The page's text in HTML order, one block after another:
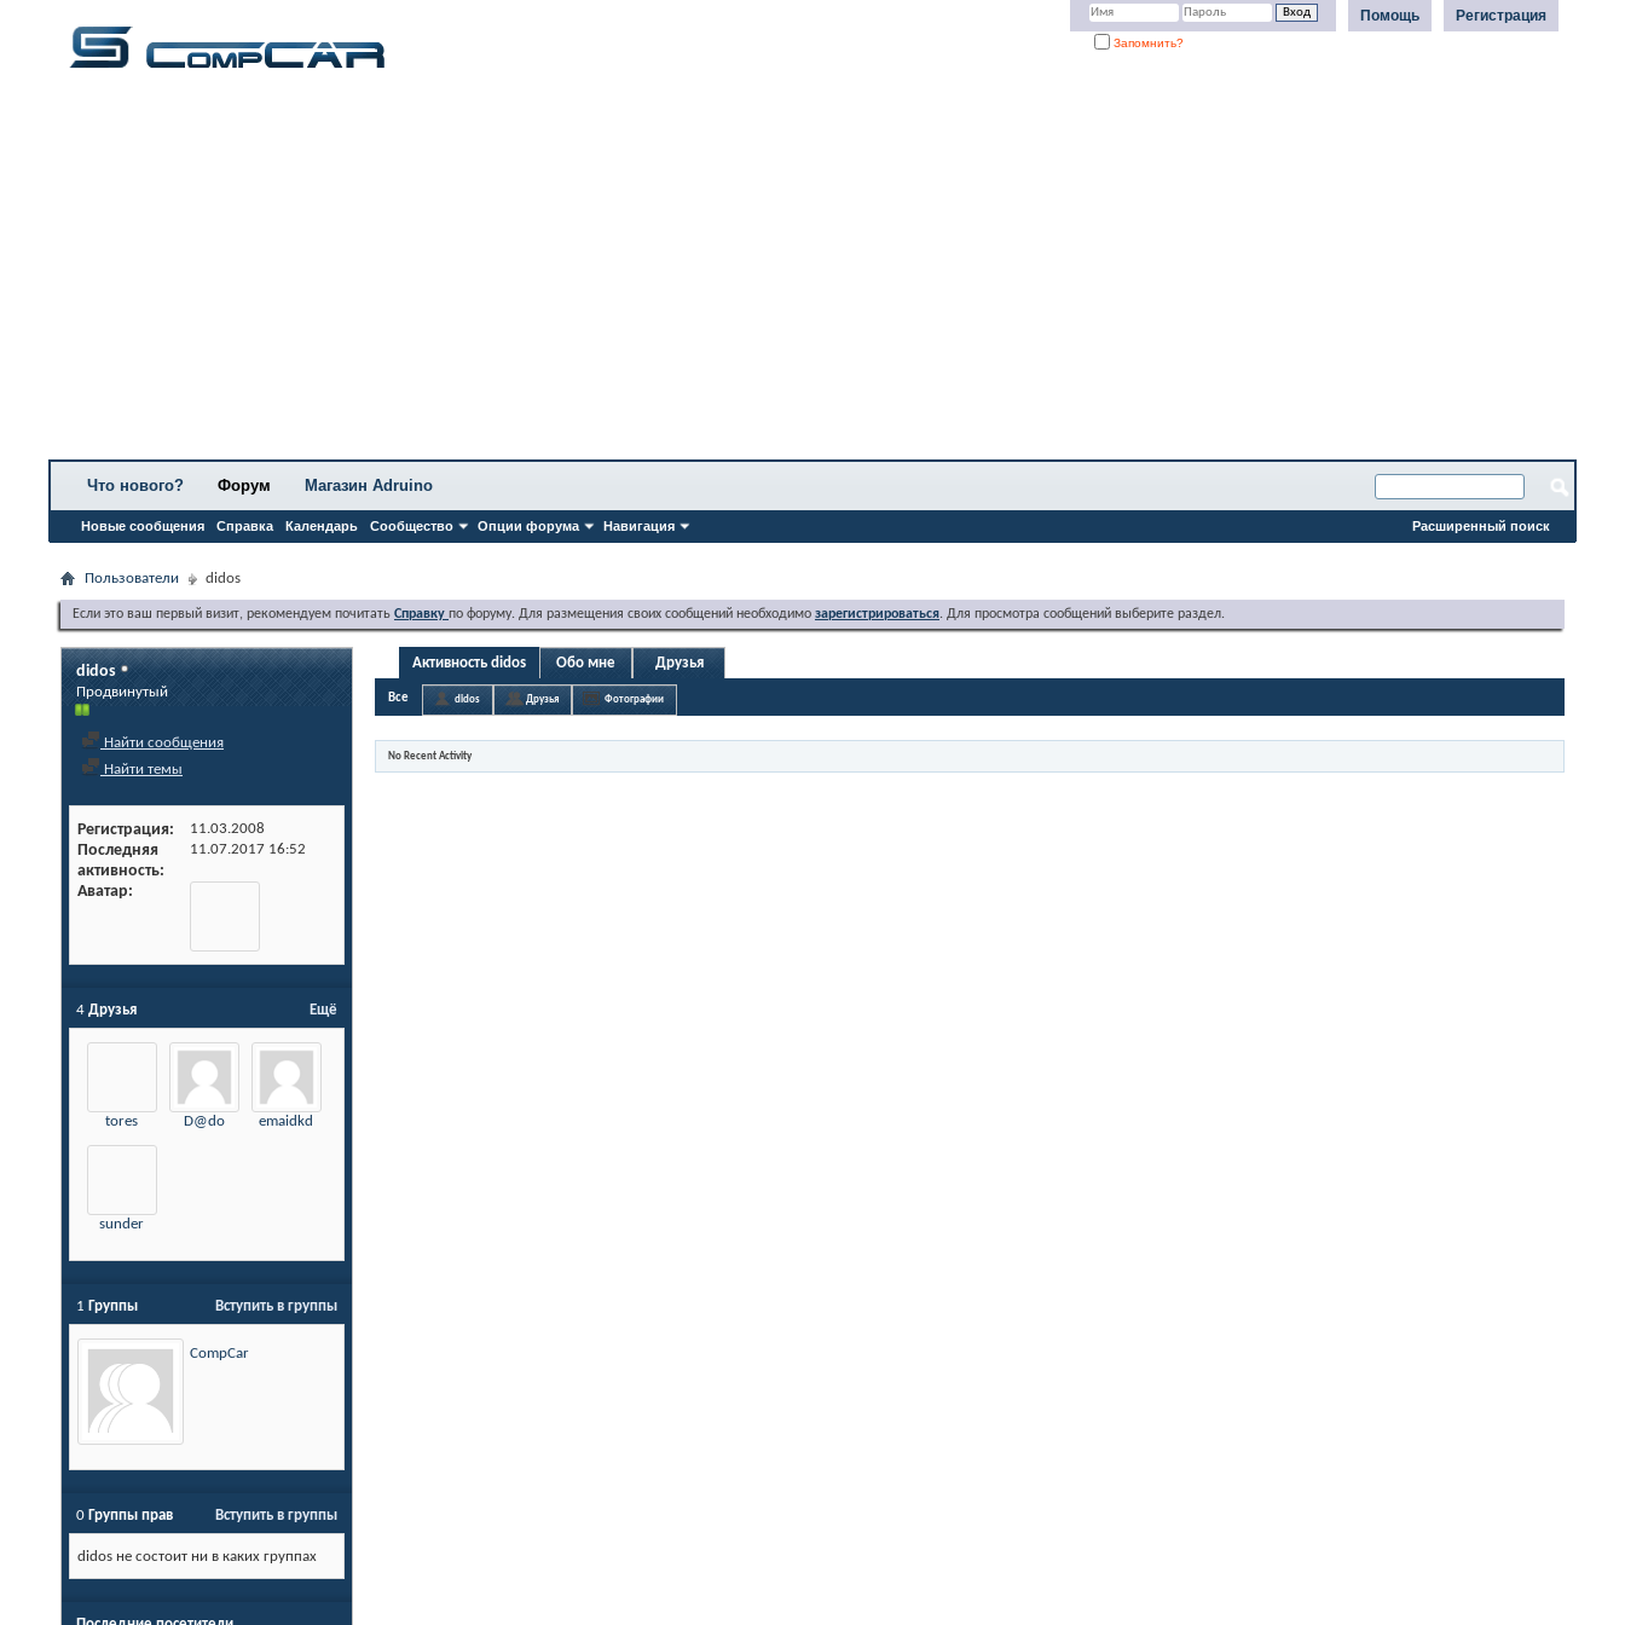
Регистрация
Помощь
Запомнить?
Что нового? Форум
Новые сообщения Справка Календарь Сообщество Опции форума Навигация
Магазин Adruino
Расширенный поиск
Пользователи didos
Если это ваш первый визит, рекомендуем почитать Справку по форуму. Для размещения своих сообщений необходимо зарегистрироваться. Для просмотра сообщений выберите раздел.
didos
Продвинутый
Найти сообщения
Найти темы
Регистрация 11.03.2008
Последняя
активность
11.07.2017 16:52
Аватар
Ещё
4 Друзья
tores D@do emaidkd
sunder
Вступить в группы
1 Группы
CompCar
Вступить в группы
0 Группы прав
didos не состоит ни в каких группах
Активность didos Обо мне Друзья
Все didos Друзья Фотографии
No Recent Activity